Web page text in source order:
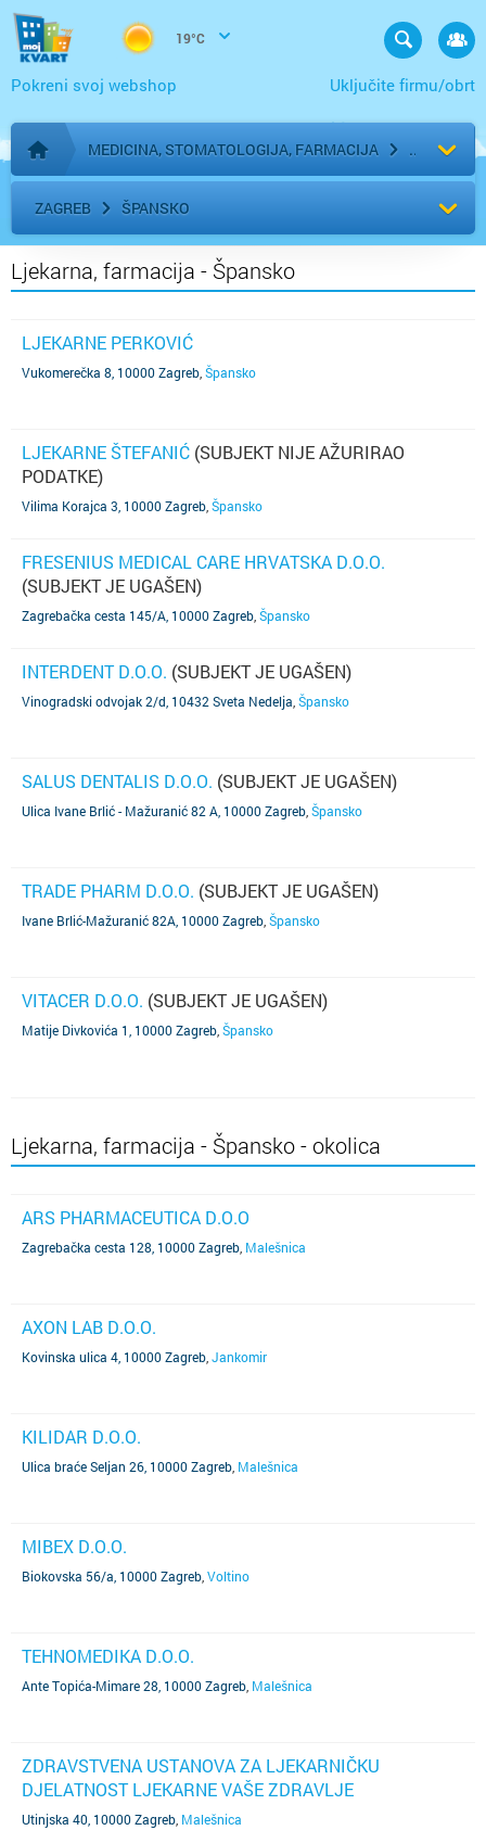
19°C
Uključite firmu/obrt
Pokreni svoj webshop
Početna stranica
MEDICINA, STOMATOLOGIJA, FARMACIJA
ZAGREB ŠPANSKO
Ljekarna, farmacija - Špansko
LJEKARNE PERKOVIĆ
Vukomerečka 8, 10000 Zagreb Špansko
LJEKARNE ŠTEFANIĆ (SUBJEKT NIJE AŽURIRAO
PODATKE)
Vilima Korajca 3, 10000 Zagreb Špansko
FRESENIUS MEDICAL CARE HRVATSKA D.O.O.
(SUBJEKT JE UGAŠEN)
Zagrebačka cesta 145/A, 10000 Zagreb Špansko
INTERDENT D.O.O. (SUBJEKT JE UGAŠEN)
Vinogradski odvojak 2/d, 10432 Sveta Nedelja Špansko
SALUS DENTALIS D.O.O. (SUBJEKT JE UGAŠEN)
Ulica Ivane Brlić - Mažuranić 82 A, 10000 Zagreb Špansko
TRADE PHARM D.O.O. (SUBJEKT JE UGAŠEN)
Ivane Brlić-Mažuranić 82A, 10000 Zagreb Špansko
VITACER D.O.O. (SUBJEKT JE UGAŠEN)
Matije Divkovića 1, 10000 Zagreb Špansko
Ljekarna, farmacija - Špansko - okolica
ARS PHARMACEUTICA D.O.O
Zagrebačka cesta 128, 10000 Zagreb Malešnica
AXON LAB D.O.O.
Kovinska ulica 4, 10000 Zagreb Jankomir
KILIDAR D.O.O.
Ulica braće Seljan 26, 10000 Zagreb Malešnica
MIBEX D.O.O.
Biokovska 56/a, 10000 Zagreb Voltino
TEHNOMEDIKA D.O.O.
Ante Topića-Mimare 28, 10000 Zagreb Malešnica
ZDRAVSTVENA USTANOVA ZA LJEKARNIČKU
DJELATNOST LJEKARNE VAŠE ZDRAVLJE
Utinjska 40, 10000 Zagreb Malešnica